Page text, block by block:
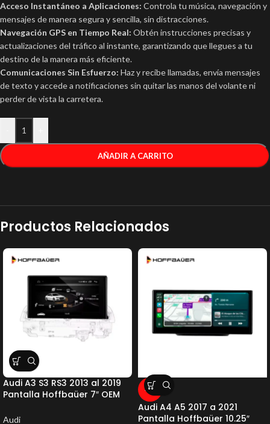
Acceso Instantáneo a Aplicaciones: Controla tu música, navegación y
mensajes de manera segura y sencilla, sin distracciones.
Navegación GPS en Tiempo Real: Obtén instrucciones precisas y
actualizaciones del tráfico al instante, garantizando que llegues a tu
destino de la manera más eficiente.
Comunicaciones Sin Esfuerzo: Haz y recibe llamadas, envía mensajes
de texto y accede a notificaciones sin quitar las manos del volante ni
perder de vista la carretera.
AÑADIR A CARRITO
Productos Relacionados
Audi A3 S3 RS3 2013 al 2019
Pantalla Hoffbaüer 7″ OEM
Audi
-7%
Audi A4 A5 2017 a 2021
Pantalla Hoffbaüer 10.25″